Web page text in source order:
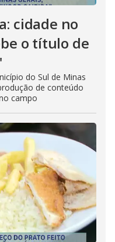
cidade no
o título de
do Sul de Minas
de conteúdo
campo